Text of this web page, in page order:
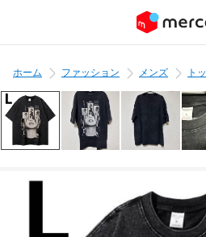
ホーム ファッション メンズ ト